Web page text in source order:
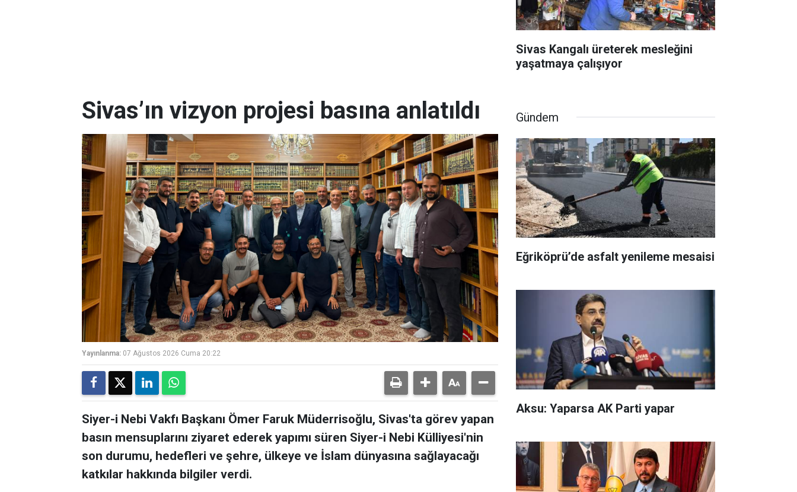
Sivas Kangalı üreterek mesleğini
yaşatmaya çalışıyor
Sivas’ın vizyon projesi basına anlatıldı
Yayınlanma: 07 Ağustos 2026 Cuma 20:22
Siyer-i Nebi Vakfı Başkanı Ömer Faruk Müderrisoğlu, Sivas'ta görev yapan
basın mensuplarını ziyaret ederek yapımı süren Siyer-i Nebi Külliyesi'nin
son durumu, hedefleri ve şehre, ülkeye ve İslam dünyasına sağlayacağı
katkılar hakkında bilgiler verdi.
Gündem
Eğriköprü’de asfalt yenileme mesaisi
Aksu: Yaparsa AK Parti yapar